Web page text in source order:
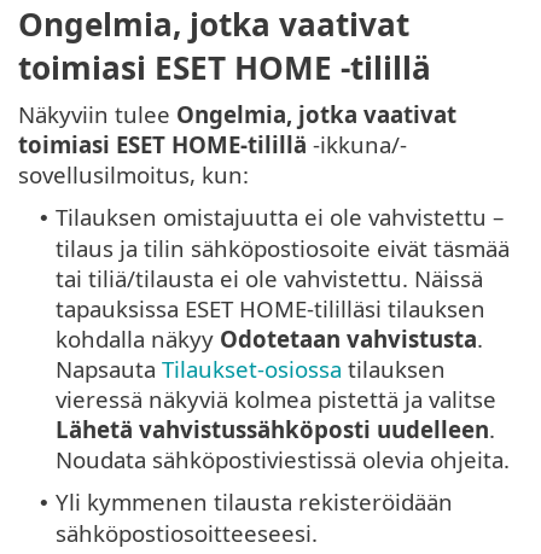
Ongelmia, jotka vaativat
toimiasi ESET HOME -tilillä
Näkyviin tulee Ongelmia, jotka vaativat
toimiasi ESET HOME-tilillä -ikkuna/-
sovellusilmoitus, kun:
• Tilauksen omistajuutta ei ole vahvistettu –
tilaus ja tilin sähköpostiosoite eivät täsmää
tai tiliä/tilausta ei ole vahvistettu. Näissä
tapauksissa ESET HOME-tililläsi tilauksen
kohdalla näkyy Odotetaan vahvistusta.
Napsauta Tilaukset-osiossa tilauksen
vieressä näkyviä kolmea pistettä ja valitse
Lähetä vahvistussähköposti uudelleen.
Noudata sähköpostiviestissä olevia ohjeita.
• Yli kymmenen tilausta rekisteröidään
sähköpostiosoitteeseesi.